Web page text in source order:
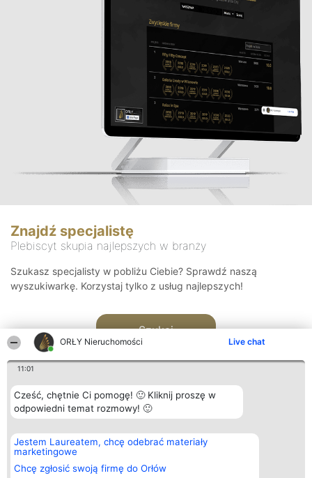
ORŁY Nieruchomości Live chat
11:01
Cześć, chętnie Ci pomogę! 🙂 Kliknij proszę w
odpowiedni temat rozmowy! 🙂
Jestem Laureatem, chcę odebrać materiały
marketingowe
Chcę zgłosić swoją firmę do Orłów
Znajdź specjalistę
Plebiscyt skupia najlepszych w branży
Szukasz specjalisty w pobliżu Ciebie? Sprawdź naszą
wyszukiwarkę. Korzystaj tylko z usług najlepszych!
Szukaj
Organizator plebiscytu
Bright Side Solutions sp. z o.
o. sp. k.
ul. Ruska 22
Wrocław 50-079
Plebiscyt
Laureaci
wszystkich
Laureatów
Kontakt
Kontakt